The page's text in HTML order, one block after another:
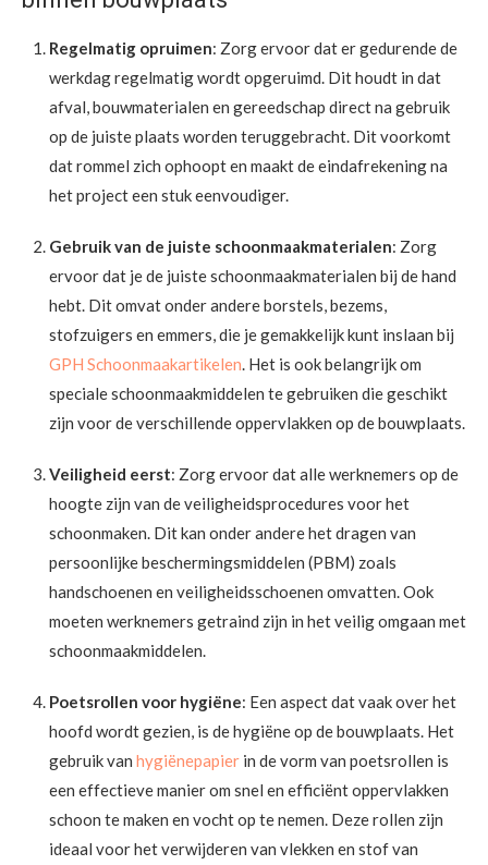
Regelmatig opruimen: Zorg ervoor dat er gedurende de
werkdag regelmatig wordt opgeruimd. Dit houdt in dat
afval, bouwmaterialen en gereedschap direct na gebruik
op de juiste plaats worden teruggebracht. Dit voorkomt
dat rommel zich ophoopt en maakt de eindafrekening na
het project een stuk eenvoudiger.
Gebruik van de juiste schoonmaakmaterialen: Zorg
ervoor dat je de juiste schoonmaakmaterialen bij de hand
hebt. Dit omvat onder andere borstels, bezems,
stofzuigers en emmers, die je gemakkelijk kunt inslaan bij
GPH Schoonmaakartikelen. Het is ook belangrijk om
speciale schoonmaakmiddelen te gebruiken die geschikt
zijn voor de verschillende oppervlakken op de bouwplaats.
Veiligheid eerst: Zorg ervoor dat alle werknemers op de
hoogte zijn van de veiligheidsprocedures voor het
schoonmaken. Dit kan onder andere het dragen van
persoonlijke beschermingsmiddelen (PBM) zoals
handschoenen en veiligheidsschoenen omvatten. Ook
moeten werknemers getraind zijn in het veilig omgaan met
schoonmaakmiddelen.
Poetsrollen voor hygiëne: Een aspect dat vaak over het
hoofd wordt gezien, is de hygiëne op de bouwplaats. Het
gebruik van hygiënepapier in de vorm van poetsrollen is
een effectieve manier om snel en efficiënt oppervlakken
schoon te maken en vocht op te nemen. Deze rollen zijn
ideaal voor het verwijderen van vlekken en stof van